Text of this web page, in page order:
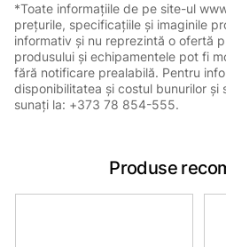
*Toate informațiile de pe site-ul
prețurile, specificațiile și imaginile
informativ și nu reprezintă o ofertă
produsului și echipamentele pot fi
fără notificare prealabilă. Pentru
disponibilitatea și costul bunurilor și
sunați la: +373 78 854-555.
Produse